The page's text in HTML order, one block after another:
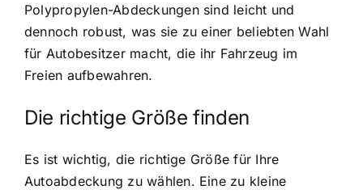
Polypropylen-Abdeckungen sind leicht und
dennoch robust, was sie zu einer beliebten Wahl
für Autobesitzer macht, die ihr Fahrzeug im
Freien aufbewahren.
Die richtige Größe finden
Es ist wichtig, die richtige Größe für Ihre
Autoabdeckung zu wählen. Eine zu kleine